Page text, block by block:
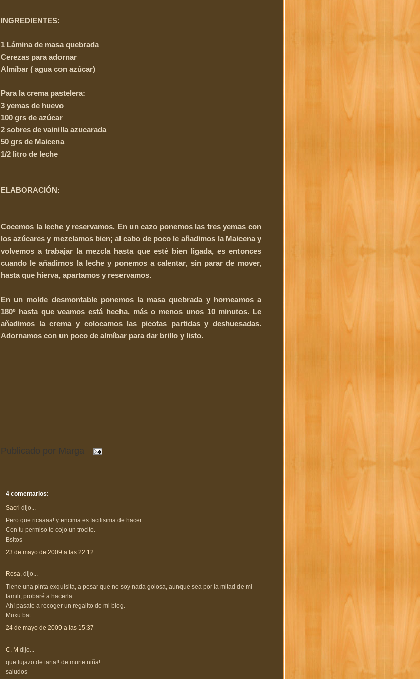
INGREDIENTES:
1 Lámina de masa quebrada
Cerezas para adornar
Almíbar ( agua con azúcar)
Para la crema pastelera:
3 yemas de huevo
100 grs de azúcar
2 sobres de vainilla azucarada
50 grs de Maicena
1/2 litro de leche
ELABORACIÓN:
Cocemos la leche y reservamos. En un cazo ponemos las tres yemas con
los azúcares y mezclamos bien; al cabo de poco le añadimos la Maicena y
volvemos a trabajar la mezcla hasta que esté bien ligada, es entonces
cuando le añadimos la leche y ponemos a calentar, sin parar de mover,
hasta que hierva, apartamos y reservamos.
En un molde desmontable ponemos la masa quebrada y horneamos a
180º hasta que veamos está hecha, más o menos unos 10 minutos. Le
añadimos la crema y colocamos las picotas partidas y deshuesadas.
Adornamos con un poco de almíbar para dar brillo y listo.
Publicado por Marga
4 comentarios:
Sacri dijo...
Pero que ricaaaa! y encima es facilisima de hacer.
Con tu permiso te cojo un trocito.
Bsitos
23 de mayo de 2009 a las 22:12
Rosa, dijo...
Tiene una pinta exquisita, a pesar que no soy nada golosa, aunque sea por la mitad de mi
famili, probaré a hacerla.
Ah! pasate a recoger un regalito de mi blog.
Muxu bat
24 de mayo de 2009 a las 15:37
C. M dijo...
que lujazo de tarta!! de murte niña!
saludos